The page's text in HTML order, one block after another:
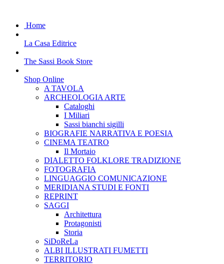
Home
La Casa Editrice
The Sassi Book Store
Shop Online
A TAVOLA
ARCHEOLOGIA ARTE
Cataloghi
I Miliari
Sassi bianchi sigilli
BIOGRAFIE NARRATIVA E POESIA
CINEMA TEATRO
Il Mortaio
DIALETTO FOLKLORE TRADIZIONE
FOTOGRAFIA
LINGUAGGIO COMUNICAZIONE
MERIDIANA STUDI E FONTI
REPRINT
SAGGI
Architettura
Protagonisti
Storia
SiDoReLa
ALBI ILLUSTRATI FUMETTI
TERRITORIO